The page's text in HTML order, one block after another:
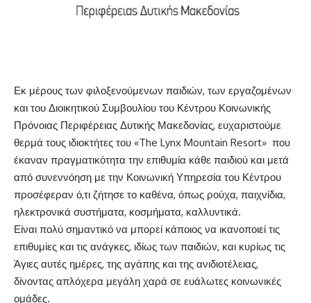
Εκ μέρους των φιλοξενούμενων παιδιών, των εργαζομένων
και του Διοικητικού Συμβουλίου του Κέντρου Κοινωνικής
Πρόνοιας Περιφέρειας Δυτικής Μακεδονίας, ευχαριστούμε
θερμά τους ιδιοκτήτες του «The Lynx Mountain Resort» που
έκαναν πραγματικότητα την επιθυμία κάθε παιδιού και μετά
από συνεννόηση με την Κοινωνική Υπηρεσία του Κέντρου
προσέφεραν ό,τι ζήτησε το καθένα, όπως ρούχα, παιχνίδια,
ηλεκτρονικά συστήματα, κοσμήματα, καλλυντικά.
Είναι πολύ σημαντικό να μπορεί κάποιος να ικανοποιεί τις
επιθυμίες και τις ανάγκες, ιδίως των παιδιών, και κυρίως τις
Άγιες αυτές ημέρες, της αγάπης και της ανιδιοτέλειας,
δίνοντας απλόχερα μεγάλη χαρά σε ευάλωτες κοινωνικές
ομάδες.